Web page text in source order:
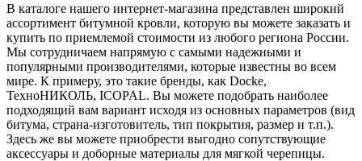
В каталоге нашего интернет-магазина представлен широкий
ассортимент битумной кровли, которую вы можете заказать и
купить по приемлемой стоимости из любого региона России.
Мы сотрудничаем напрямую с самыми надежными и
популярными производителями, которые известны во всем
мире. К примеру, это такие бренды, как Docke,
ТехноНИКОЛЬ, ICOPAL. Вы можете подобрать наиболее
подходящий вам вариант исходя из основных параметров (вид
битума, страна-изготовитель, тип покрытия, размер и т.п.).
Здесь же вы можете приобрести выгодно сопутствующие
аксессуары и доборные материалы для мягкой черепицы.